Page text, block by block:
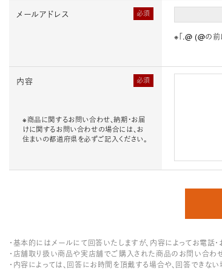
必須
メールアドレス
※「.@ (@の前
必須
内容
※商品に関するお問い合わせ、納期・お届
けに関するお問い合わせの場合には、お
住まいの都道府県を必ずご記入ください。
・基本的にはメールにて回答いたしますが、内容によってお電話
・店舗取り扱い商品や実店舗でご購入された商品のお問い合わ
・内容によっては、回答にお時間を頂戴する場合や、回答できない